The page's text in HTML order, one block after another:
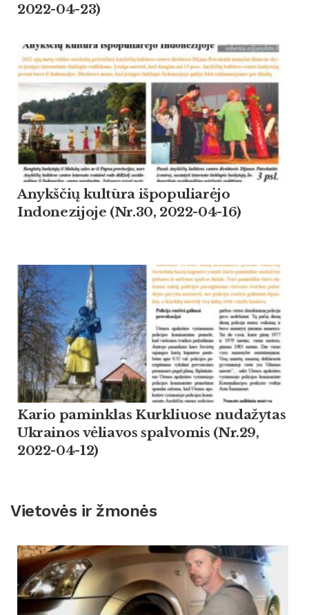
2022-04-23)
Anykščių kultūra išpopuliarėjo
Indonezijoje (Nr.30, 2022-04-16)
Kario paminklas Kurkliuose nudažytas
Ukrainos vėliavos spalvomis (Nr.29,
2022-04-12)
Vietovės ir žmonės